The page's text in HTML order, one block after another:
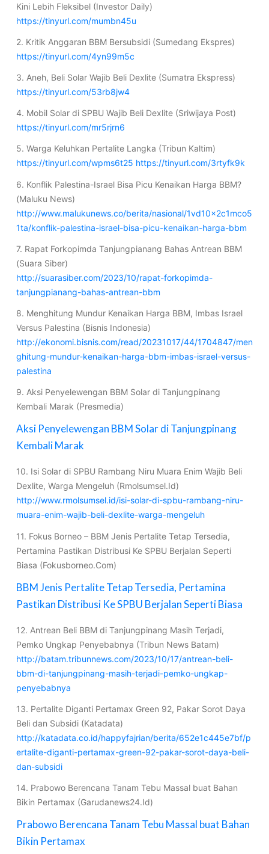
Kini Lebih Fleksibel (Investor Daily)
https://tinyurl.com/mumbn45u
2. Kritik Anggaran BBM Bersubsidi (Sumedang Ekspres)
https://tinyurl.com/4yn99m5c
3. Aneh, Beli Solar Wajib Beli Dexlite (Sumatra Ekspress)
https://tinyurl.com/53rb8jw4
4. Mobil Solar di SPBU Wajib Beli Dexlite (Sriwijaya Post)
https://tinyurl.com/mr5rjrn6
5. Warga Keluhkan Pertalite Langka (Tribun Kaltim)
https://tinyurl.com/wpms6t25 https://tinyurl.com/3rtyfk9k
6. Konflik Palestina-Israel Bisa Picu Kenaikan Harga BBM?
(Maluku News)
http://www.malukunews.co/berita/nasional/1vd10x2c1mco5
1ta/konflik-palestina-israel-bisa-picu-kenaikan-harga-bbm
7. Rapat Forkopimda Tanjungpianang Bahas Antrean BBM
(Suara Siber)
http://suarasiber.com/2023/10/rapat-forkopimda-
tanjungpianang-bahas-antrean-bbm
8. Menghitung Mundur Kenaikan Harga BBM, Imbas Israel
Versus Palestina (Bisnis Indonesia)
http://ekonomi.bisnis.com/read/20231017/44/1704847/men
ghitung-mundur-kenaikan-harga-bbm-imbas-israel-versus-
palestina
9. Aksi Penyelewengan BBM Solar di Tanjungpinang
Kembali Marak (Presmedia)
Aksi Penyelewengan BBM Solar di Tanjungpinang
Kembali Marak
10. Isi Solar di SPBU Rambang Niru Muara Enim Wajib Beli
Dexlite, Warga Mengeluh (Rmolsumsel.Id)
http://www.rmolsumsel.id/isi-solar-di-spbu-rambang-niru-
muara-enim-wajib-beli-dexlite-warga-mengeluh
11. Fokus Borneo – BBM Jenis Pertalite Tetap Tersedia,
Pertamina Pastikan Distribusi Ke SPBU Berjalan Seperti
Biasa (Fokusborneo.Com)
BBM Jenis Pertalite Tetap Tersedia, Pertamina
Pastikan Distribusi Ke SPBU Berjalan Seperti Biasa
12. Antrean Beli BBM di Tanjungpinang Masih Terjadi,
Pemko Ungkap Penyebabnya (Tribun News Batam)
http://batam.tribunnews.com/2023/10/17/antrean-beli-
bbm-di-tanjungpinang-masih-terjadi-pemko-ungkap-
penyebabnya
13. Pertalite Diganti Pertamax Green 92, Pakar Sorot Daya
Beli dan Subsidi (Katadata)
http://katadata.co.id/happyfajrian/berita/652e1c445e7bf/p
ertalite-diganti-pertamax-green-92-pakar-sorot-daya-beli-
dan-subsidi
14. Prabowo Berencana Tanam Tebu Massal buat Bahan
Bikin Pertamax (Garudanews24.Id)
Prabowo Berencana Tanam Tebu Massal buat Bahan
Bikin Pertamax